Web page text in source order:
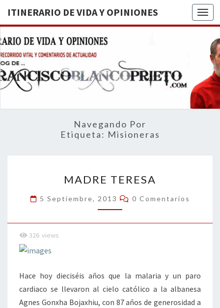
ITINERARIO DE VIDA Y OPINIONES
DE
BREVE
RECORRIDO
VITAL Y
ACTUALIDAD
Navegando Por
Etiqueta: Misioneras
TERESA
MADRE TERESA
5 Septiembre, 2013 Comentarios
0 Comentarios
326 views
Hace hoy dieciséis años que la malaria y un paro
cardiaco se llevaron al cielo católico a la albanesa
Agnes Gonxha Bojaxhiu, con 87 años de generosidad a